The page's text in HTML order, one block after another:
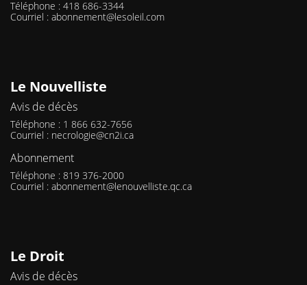
Téléphone : 418 686-3344
Courriel : abonnement@lesoleil.com
Le Nouvelliste
Avis de décès
Téléphone : 1 866 632-7656
Courriel : necrologie@cn2i.ca
Abonnement
Téléphone : 819 376-2000
Courriel : abonnement@lenouvelliste.qc.ca
Le Droit
Avis de décès